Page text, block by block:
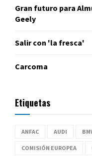
Gran futuro para
Geely
Salir con 'la fresca'
Carcoma
Etiquetas
ANFAC AUDI
COMISIÓN EUROPEA